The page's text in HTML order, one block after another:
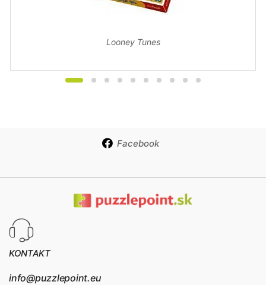
Looney Tunes
Facebook
KONTAKT
info@puzzlepoint.eu